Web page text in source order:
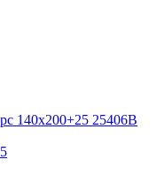
140х200+25 25406В